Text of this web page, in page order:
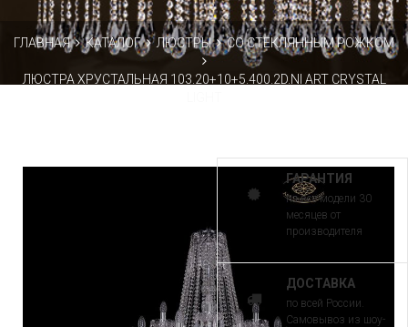
ГЛАВНАЯ КАТАЛОГ ЛЮСТРЫ СО СТЕКЛЯННЫМ РОЖКОМ
ЛЮСТРА ХРУСТАЛЬНАЯ 103.20+10+5.400.2D.NI ART CRYSTAL
ГАРАНТИЯ
на все модели 30
месяцев от
производителя
ДОСТАВКА
по всей России.
Самовывоз из шоу-